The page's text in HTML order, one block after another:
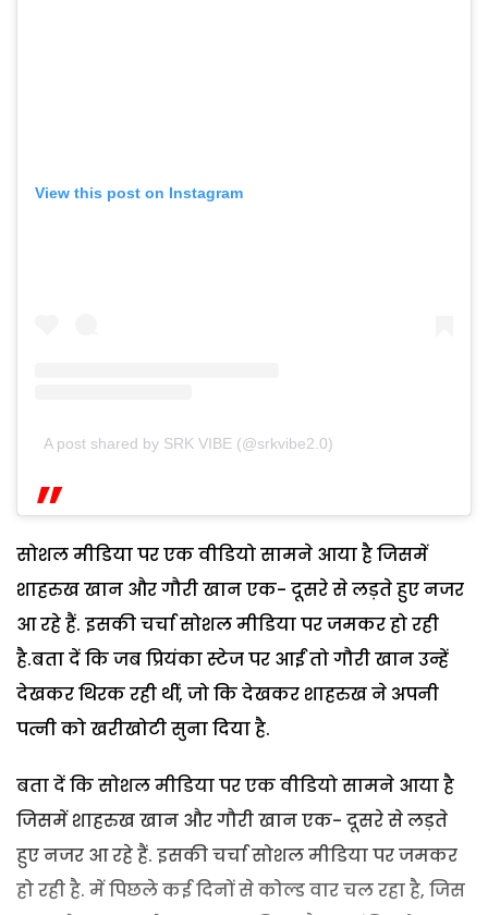
View this post on Instagram
A post shared by SRK VIBE (@srkvibe2.0)
सोशल मीडिया पर एक वीडियो सामने आया है जिसमें
शाहरुख खान और गौरी खान एक- दूसरे से लड़ते हुए नजर
आ रहे हैं. इसकी चर्चा सोशल मीडिया पर जमकर हो रही
है.बता दें कि जब प्रियंका स्टेज पर आईं तो गौरी खान उन्हें
देखकर थिरक रही थीं, जो कि देखकर शाहरुख ने अपनी
पत्नी को खरीखोटी सुना दिया है.
बता दें कि सोशल मीडिया पर एक वीडियो सामने आया है
जिसमें शाहरुख खान और गौरी खान एक- दूसरे से लड़ते
हुए नजर आ रहे हैं. इसकी चर्चा सोशल मीडिया पर जमकर
हो रही है. में पिछले कई दिनों से कोल्ड वार चल रहा है, जिस